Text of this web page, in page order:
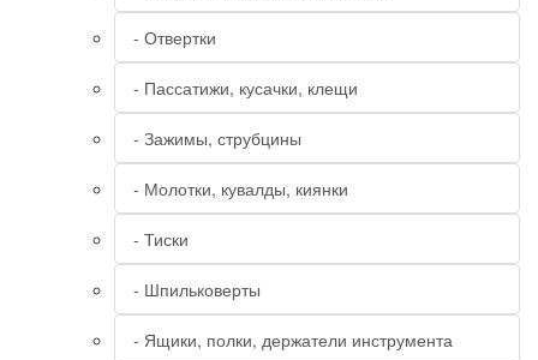
- Отвертки
- Пассатижи, кусачки, клещи
- Зажимы, струбцины
- Молотки, кувалды, киянки
- Тиски
- Шпильковерты
- Ящики, полки, держатели инструмента